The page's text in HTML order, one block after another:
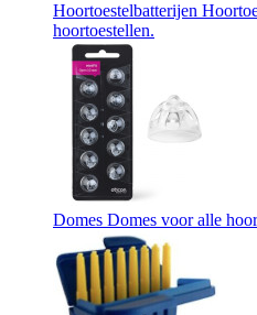
Hoortoestelbatterijen
hoortoestellen.
Domes Domes voor alle